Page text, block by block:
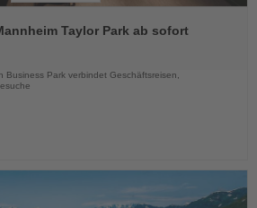
Taylor Park ab sofort
Business Park verbindet Geschäftsreisen,